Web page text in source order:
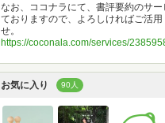
なお、ココナラにて、書評要約のサー
ておりますので、よろしければご活用
せ。
https://coconala.com/services/
お気に入り 90人